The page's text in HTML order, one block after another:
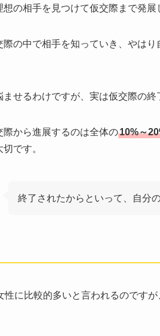
想の相手を見つけて仮交際まで発
際の中で相手を知っていき、やはり
ませるわけですが、実は仮交際の終
際から進展するのは全体の10%～
です。
終了されたからといって、自分
性に比較的多いと言われるのです